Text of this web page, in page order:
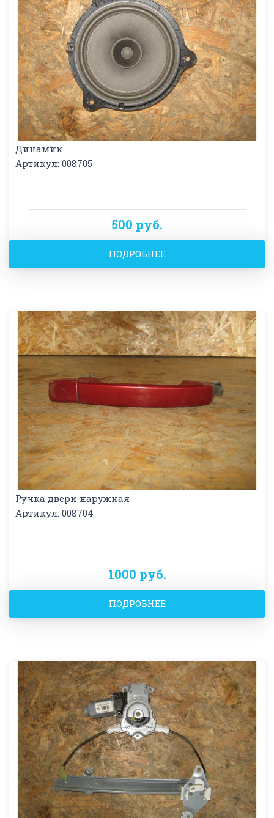
Динамик
Артикул: 008705
500 руб.
ПОДРОБНЕЕ
Ручка двери наружная
Артикул: 008704
1000 руб.
ПОДРОБНЕЕ